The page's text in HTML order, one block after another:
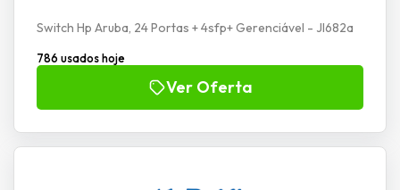
Switch Hp Aruba, 24 Portas + 4sfp+ Gerenciável - Jl682a
786 usados hoje
Ver Oferta